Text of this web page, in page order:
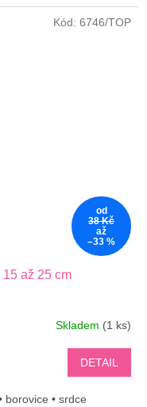
od
38 Kč
až
–33 %
až 25 cm
Skladem (1 ks)
DETAIL
borovice • srdce
Kód: 6746/TOP